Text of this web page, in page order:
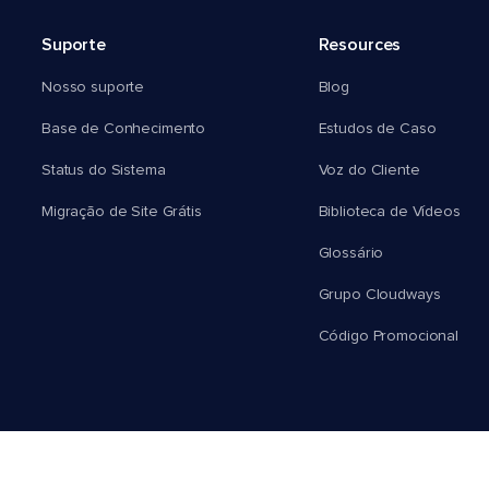
Suporte
Nosso suporte
Base de Conhecimento
Status do Sistema
Migração de Site Grátis
Resources
Blog
Estudos de Caso
Voz do Cliente
Biblioteca de Vídeos
Glossário
Grupo Cloudways
Código Promocional